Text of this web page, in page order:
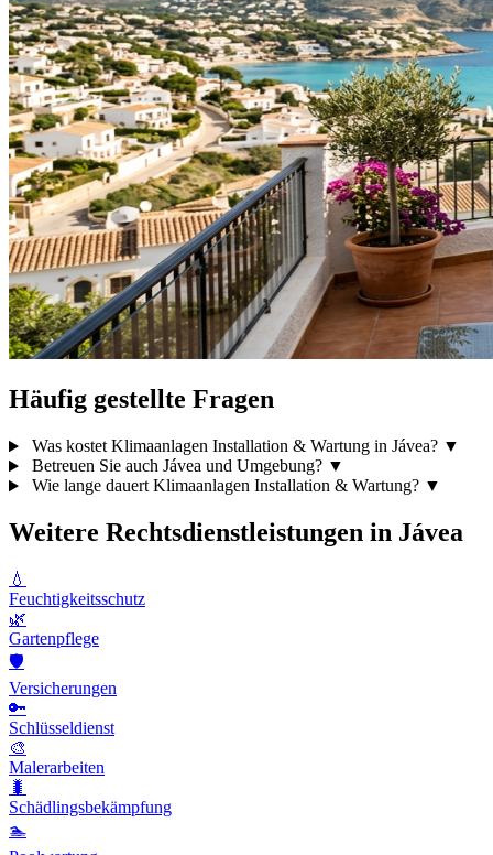
Häufig gestellte Fragen
Was kostet Klimaanlagen Installation & Wartung in Jávea? ▼
Betreuen Sie auch Jávea und Umgebung? ▼
Wie lange dauert Klimaanlagen Installation & Wartung? ▼
Weitere Rechtsdienstleistungen in Jávea
💧
Feuchtigkeitsschutz
🌿
Gartenpflege
🛡️
Versicherungen
🔑
Schlüsseldienst
🎨
Malerarbeiten
🐛
Schädlingsbekämpfung
🏊